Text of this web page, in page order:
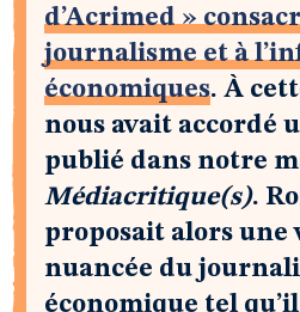
d’Acrimed »
journalisme et à
économiques. À
nous avait accordé
publié dans notre
Médiacritique(s).
proposait alors une
nuancée du
économique tel